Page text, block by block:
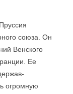
союза. Он
Венского
Ее
огромную